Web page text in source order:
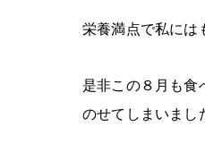
栄養満点で私には
是非この８月も食
のせてしまいま